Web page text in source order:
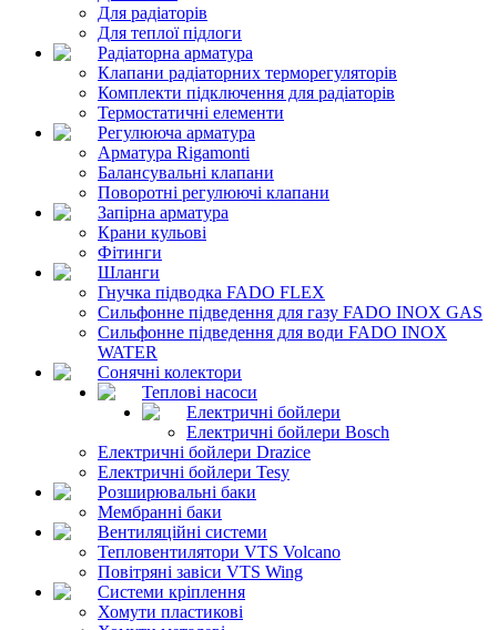
Для радіаторів
Для теплої підлоги
Радіаторна арматура
Клапани радіаторних терморегуляторів
Комплекти підключення для радіаторів
Термостатичні елементи
Регулююча арматура
Арматура Rigamonti
Балансувальні клапани
Поворотні регулюючі клапани
Запірна арматура
Крани кульові
Фітинги
Шланги
Гнучка підводка FADO FLEX
Сильфонне підведення для газу FADO INOX GAS
Сильфонне підведення для води FADO INOX
WATER
Сонячні колектори
Теплові насоси
Електричні бойлери
Електричні бойлери Bosch
Електричні бойлери Drazice
Електричні бойлери Tesy
Розширювальні баки
Мембранні баки
Вентиляційні системи
Тепловентилятори VTS Volcano
Повітряні завіси VTS Wing
Системи кріплення
Хомути пластикові